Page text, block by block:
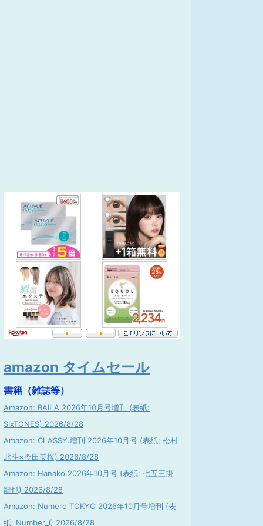
amazon タイムセール
書籍（雑誌等）
Amazon: BAILA 2026年10月号増刊 (表紙:
SixTONES) 2026/8/28
Amazon: CLASSY.増刊 2026年10月号 (表紙: 松村
北斗×今田美桜) 2026/8/28
Amazon: Hanako 2026年10月号 (表紙: 七五三掛
龍也) 2026/8/28
Amazon: Numero TOKYO 2026年10月号増刊 (表
紙: Number_i) 2026/8/28